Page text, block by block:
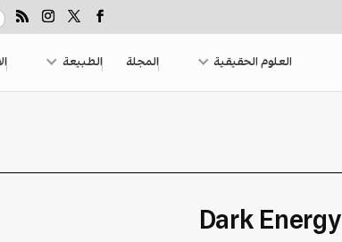
العلوم الحقيقية المجلة الطبيعة
Dark Energy